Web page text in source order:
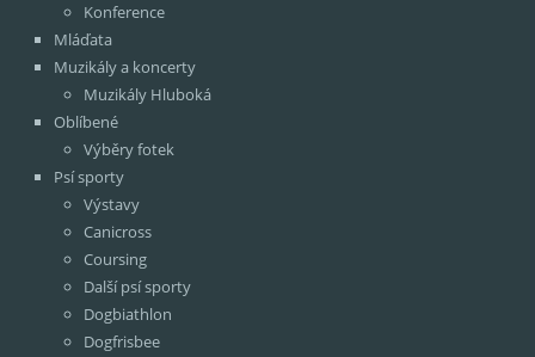
Konference
Mláďata
Muzikály a koncerty
Muzikály Hluboká
Oblíbené
Výběry fotek
Psí sporty
Výstavy
Canicross
Coursing
Další psí sporty
Dogbiathlon
Dogfrisbee